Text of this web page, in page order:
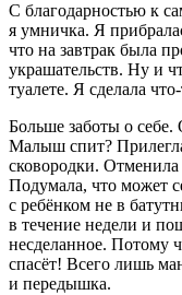
С благодарностью к
я умничка. Я
что на завтрак была
украшательств. Ну и
туалете. Я сделала
Больше заботы о себе.
Малыш спит?
сковородки.
Подумала, что может
с ребёнком не в
в течение недели и
несделанное. Потому
спасёт! Всего лишь
и передышка.